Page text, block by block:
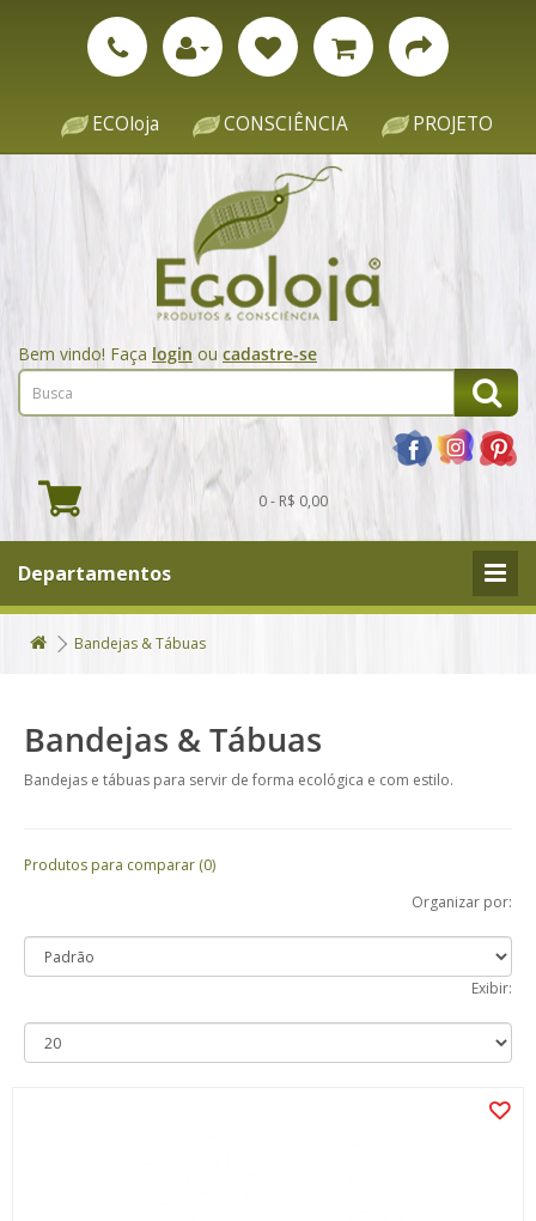
ECOloja CONSCIÊNCIA PROJETO
Bem vindo! Faça login ou cadastre-se
0 - R$ 0,00
Departamentos
Bandejas & Tábuas
Bandejas & Tábuas
Bandejas e tábuas para servir de forma ecológica e com estilo.
Produtos para comparar (0)
Organizar por:
Exibir: